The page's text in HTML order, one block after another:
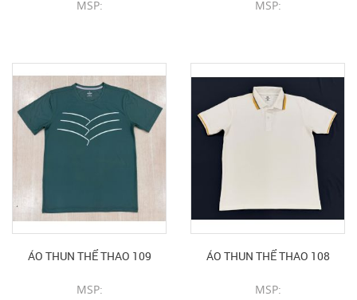
MSP: MSP:
ÁO THUN THỂ THAO 109
MSP:
ÁO THUN THỂ THAO 108
MSP: